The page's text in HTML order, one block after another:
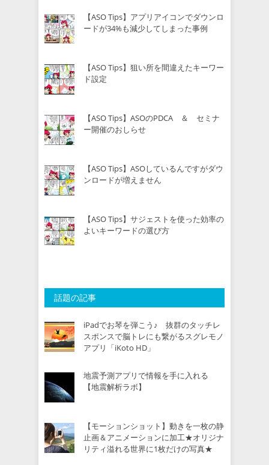
【ASO Tips】アプリアイコンでダウンロ
ードが34%も減少してしまった事例
【ASO Tips】狙い所を間違えたキーワー
ド設定
【ASO Tips】ASOのPDCA ＆ セミナ
ー開催のおしらせ
【ASO Tips】ASOしているんですがダウ
ンロードが増えません
【ASO Tips】サジェストを使った効率の
よいキーワードの選び方
話題の記事
iPadでお琴を弾こう♪ 抜群のタッチレ
スポンスで脳トレにも繋がるスグレモノ
アプリ「iKoto HD」
地震予測アプリで情報を手に入れる
【地震解析ラボ】
【モーションショット】動きを一枚の静
止画＆アニメーションに加工★オリジナ
リティ溢れる世界に1枚だけの写真★